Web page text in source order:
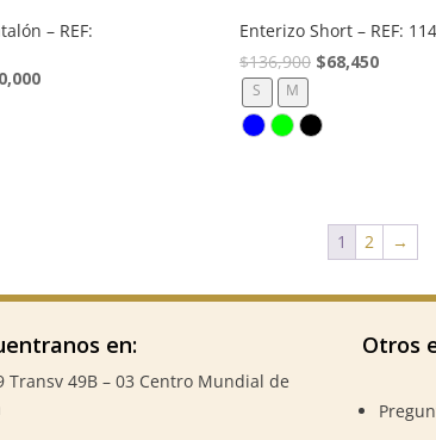
– REF:
El
Enterizo Short – REF:
$136,900 El
original
era:
$68,450El
S M
1 2 →
en:
Transv 49B – 03 Centro Mundial de
Otros